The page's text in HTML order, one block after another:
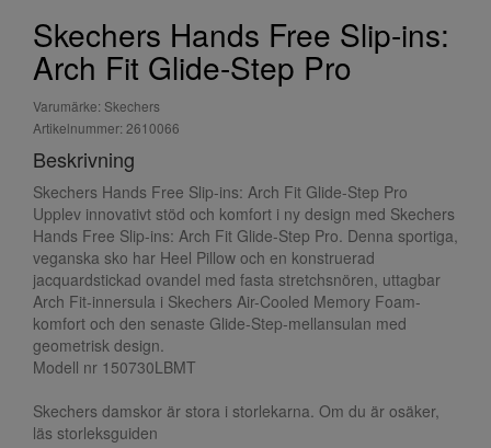
Skechers Hands Free Slip-ins:
Arch Fit Glide-Step Pro
Varumärke: Skechers
Artikelnummer: 2610066
Beskrivning
Skechers Hands Free Slip-ins: Arch Fit Glide-Step Pro
Upplev innovativt stöd och komfort i ny design med Skechers
Hands Free Slip-ins: Arch Fit Glide-Step Pro. Denna sportiga,
veganska sko har Heel Pillow och en konstruerad
jacquardstickad ovandel med fasta stretchsnören, uttagbar
Arch Fit-innersula i Skechers Air-Cooled Memory Foam-
komfort och den senaste Glide-Step-mellansulan med
geometrisk design.
Modell nr 150730LBMT
Skechers damskor är stora i storlekarna. Om du är osäker,
läs storleksguiden